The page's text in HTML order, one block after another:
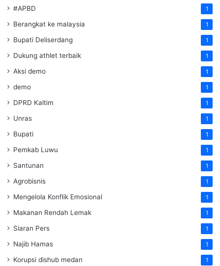
#APBD 1
Berangkat ke malaysia 1
Bupati Deliserdang 1
Dukung athlet terbaik 1
Aksi demo 1
demo 1
DPRD Kaltim 1
Unras 1
Bupati 1
Pemkab Luwu 1
Santunan 1
Agrobisnis 1
Mengelola Konflik Emosional 1
Makanan Rendah Lemak 1
Siaran Pers 1
Najib Hamas 1
Korupsi dishub medan 1